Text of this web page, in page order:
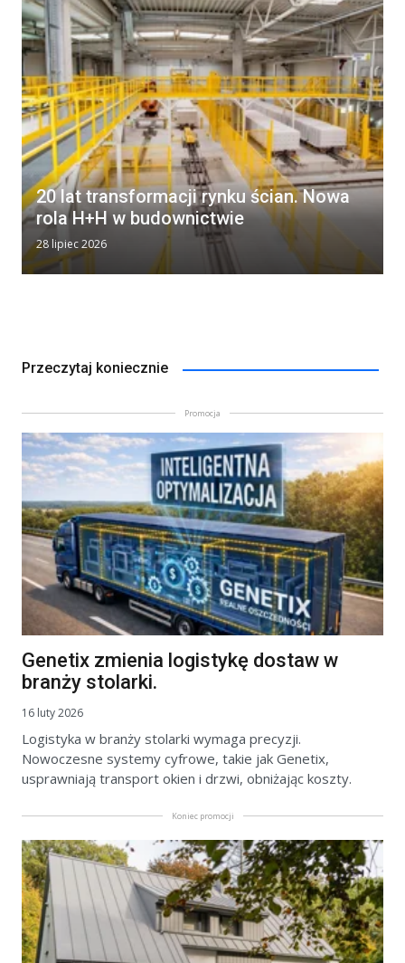
20 lat transformacji rynku ścian. Nowa
rola H+H w budownictwie
28 lipiec 2026
Przeczytaj koniecznie
Promocja
Genetix zmienia logistykę dostaw w
branży stolarki.
16 luty 2026
Logistyka w branży stolarki wymaga precyzji.
Nowoczesne systemy cyfrowe, takie jak Genetix,
usprawniają transport okien i drzwi, obniżając koszty.
Koniec promocji